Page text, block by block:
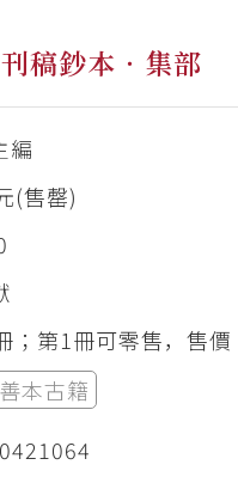
稿鈔本．集部
編
(售罄)
；第1冊可零售，售
本古籍